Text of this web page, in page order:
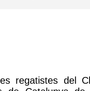
regatistes del